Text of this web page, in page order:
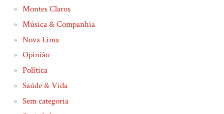
Montes Claros
Música & Companhia
Nova Lima
Opinião
Política
Saúde & Vida
Sem categoria